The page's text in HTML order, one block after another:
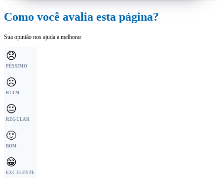
Como você avalia esta página?
Sua opinião nos ajuda a melhorar
😞
PÉSSIMO
☹️
RUIM
😐
REGULAR
🙂
BOM
😁
EXCELENTE